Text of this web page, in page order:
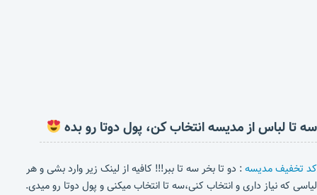
سه تا لباس از مدیسه انتخاب کن، پول دوتا رو بده
کد تخفیف مدیسه: دو تا بخر سه تا ببر!!! کافیه از لینک زیر وارد بشی و هر
لیاسی که نیاز داری و انتخاب کنی،سه تا انتخاب میکنی و پول دوتا رو میدی.